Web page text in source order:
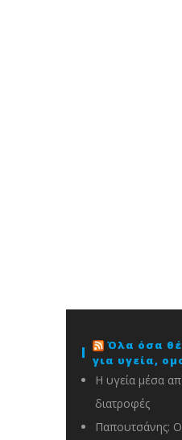
Όλα όσα
για υγεία,
Η υγεία μέσα
διατροφές
Παπουτσάνης: